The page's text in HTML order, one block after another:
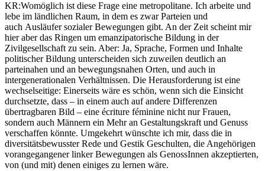
KR:Womöglich ist diese Frage eine metropolitane. Ich arbeite und
lebe im ländlichen Raum, in dem es zwar Parteien und
auch Ausläufer sozialer Bewegungen gibt. An der Zeit scheint mir
hier aber das Ringen um emanzipatorische Bildung in der
Zivilgesellschaft zu sein. Aber: Ja, Sprache, Formen und Inhalte
politischer Bildung unterscheiden sich zuweilen deutlich an
parteinahen und an bewegungsnahen Orten, und auch in
intergenerationalen Verhältnissen. Die Herausforderung ist eine
wechselseitige: Einerseits wäre es schön, wenn sich die Einsicht
durchsetzte, dass – in einem auch auf andere Differenzen
übertragbaren Bild – eine écriture féminine nicht nur Frauen,
sondern auch Männern ein Mehr an Gestaltungskraft und Genuss
verschaffen könnte. Umgekehrt wünschte ich mir, dass die in
diversitätsbewusster Rede und Gestik Geschulten, die Angehörigen
vorangegangener linker Bewegungen als GenossInnen akzeptierten,
von (und mit) denen einiges zu lernen wäre.